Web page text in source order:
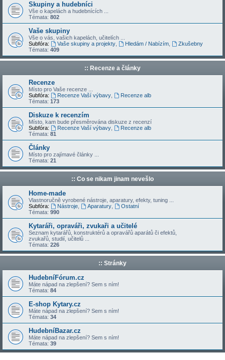
Skupiny a hudebníci
Vše o kapelách a hudebnících ...
Témata: 802
Vaše skupiny
Vše o vás, vašich kapelách, učitelích ...
Subfóra:
Vaše skupiny a projekty, Hledám / Nabízím,
Zkušebny
Témata: 409
:: Recenze a články
Recenze
Místo pro Vaše recenze ...
Subfóra:
Recenze Vaší výbavy,
Recenze alb
Témata: 173
Diskuze k recenzím
Místo, kam bude přesměrována diskuze z recenzí
Subfóra:
Recenze Vaší výbavy,
Recenze alb
Témata: 81
Články
Místo pro zajímavé články ...
Témata: 21
:: Co se nikam jinam nevešlo
Home-made
Vlastnoručně vyrobené nástroje, aparatury, efekty, tuning ...
Subfóra:
Nástroje, Aparatury,
Ostatní
Témata: 990
Kytaráři, opraváři, zvukaři a učitelé
Seznam kytarářů, konstruktérů a opravářů aparátů či efektů,
zvukařů, studií, učitelů ...
Témata: 226
:: Stránky
HudebníFórum.cz
Máte nápad na zlepšení? Sem s ním!
Témata: 84
E-shop Kytary.cz
Máte nápad na zlepšení? Sem s ním!
Témata: 34
HudebníBazar.cz
Máte nápad na zlepšení? Sem s ním!
Témata: 39